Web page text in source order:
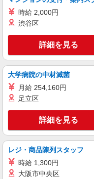
キープ
派遣社員
株式会社kotrio /●NG-H-
レア！
りなど
時給
支給(ガソ
キープ
レバウェル株式会社
［1］
ー ［3
時給 2,000円
渋谷区
詳細を見る
大学病院の中材滅菌
月給 254,160円
足立区
詳細を見る
レジ・商品陳列スタッフ
時給 1,300円
大阪市中央区